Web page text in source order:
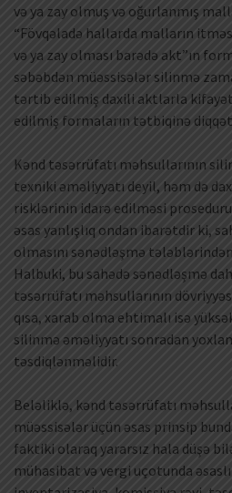
və ya zay olmuş və oğurlanmış
“Fövqəladə hallarda malların
və ya zay olması barədə akt”ın
səbəbdən müəssisələr silinmə
tərtib edilmiş daxili aktlarla
edilmiş formaların tətbiqinə
Kənd təsərrüfatı məhsullarının
texniki əməliyyatı deyil, həm də
risklərinin idarə edilməsi
əsas yanlışlıq ondan ibarətdir ki,
olmasını sənədləşmə
Halbuki, bu sahədə sənədləşmə
təsərrüfatı məhsullarının
qısa, xarab olma ehtimalı isə
silinmə əməliyyatı sonradan
təsdiqlənməlidir.
Beləliklə, kənd təsərrüfatı
müəssisələr üçün əsas prinsip
faktiki olaraq yararsız hala düşə
mühasibat və vergi uçotunda